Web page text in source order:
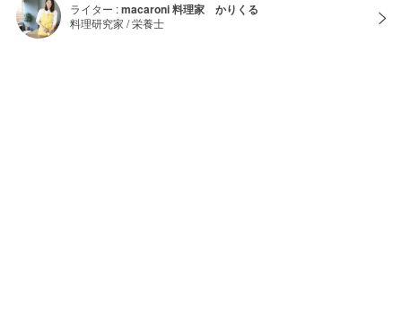
ライター :macaroni 料理家 かりくる
料理研究家 / 栄養士